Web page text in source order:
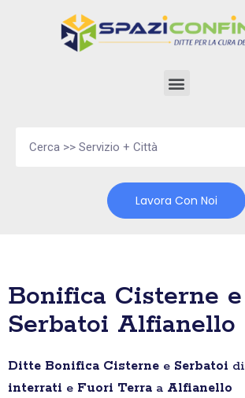
Lavora Con Noi
Bonifica Cisterne e
Serbatoi Alfianello
Ditte Bonifica Cisterne e Serbatoi di
interrati e Fuori Terra a Alfianello